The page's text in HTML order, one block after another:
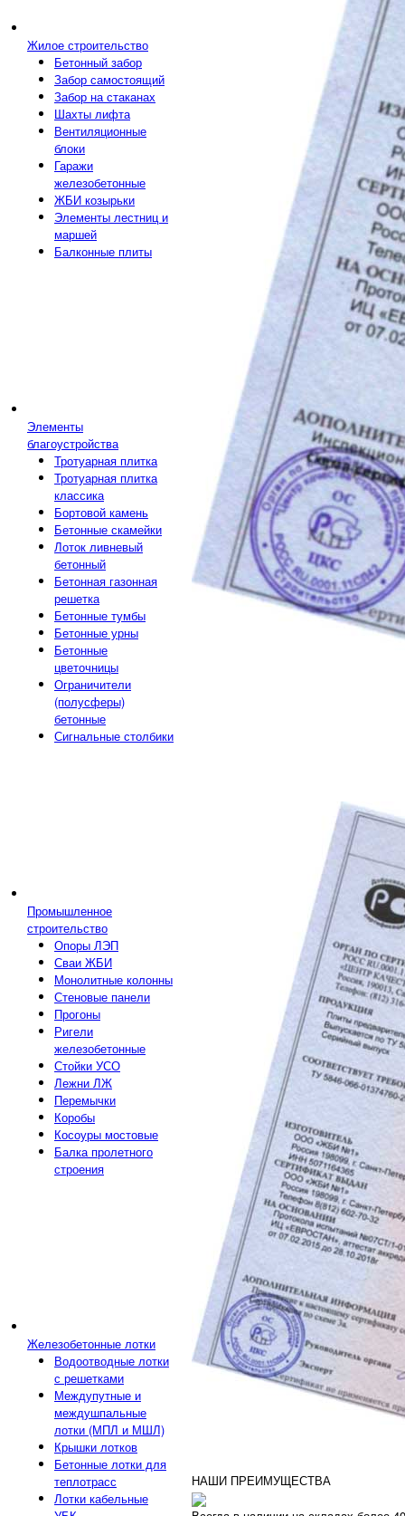
Жилое строительство
Бетонный забор
Забор самостоящий
Забор на стаканах
Шахты лифта
Вентиляционные
блоки
Гаражи
железобетонные
ЖБИ козырьки
Элементы лестниц и
маршей
Балконные плиты
Элементы
благоустройства
Тротуарная плитка
Тротуарная плитка
классика
Бортовой камень
Бетонные скамейки
Лоток ливневый
бетонный
Бетонная газонная
решетка
Бетонные тумбы
Бетонные урны
Бетонные
цветочницы
Ограничители
(полусферы)
бетонные
Сигнальные столбики
Промышленное
строительство
Опоры ЛЭП
Сваи ЖБИ
Монолитные колонны
Стеновые панели
Прогоны
Ригели
железобетонные
Стойки УСО
Лежни ЛЖ
Перемычки
Коробы
Косоуры мостовые
Балка пролетного
строения
Железобетонные лотки
Водоотводные лотки
с решетками
Междупутные и
междушпальные
лотки (МПЛ и МШЛ)
Крышки лотков
Бетонные лотки для
теплотрасс
Лотки кабельные
НАШИ ПРЕИМУЩЕСТВА